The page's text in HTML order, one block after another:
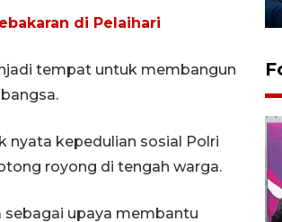
di Pelaihari
tempat untuk membangun
nyata kepedulian sosial Polri
royong di tengah warga.
sebagai upaya membantu